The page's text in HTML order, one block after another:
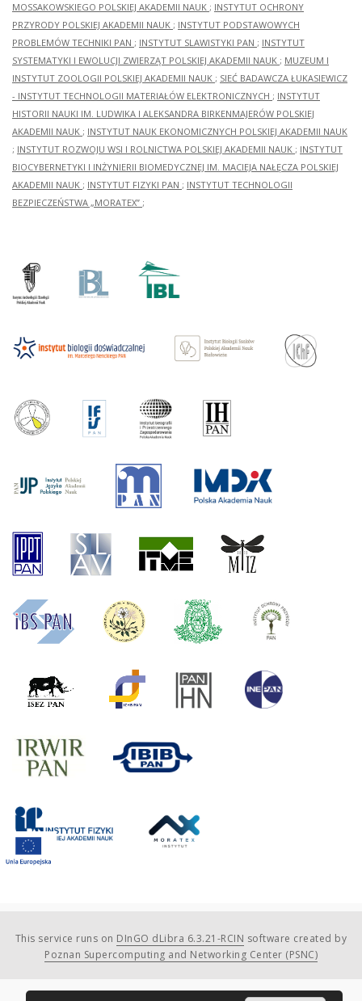
MOSSAKOWSKIEGO POLSKIEJ AKADEMII NAUK ; INSTYTUT OCHRONY
PRZYRODY POLSKIEJ AKADEMII NAUK ; INSTYTUT PODSTAWOWYCH
PROBLEMÓW TECHNIKI PAN ; INSTYTUT SLAWISTYKI PAN ; INSTYTUT
SYSTEMATYKI I EWOLUCJI ZWIERZĄT POLSKIEJ AKADEMII NAUK ; MUZEUM I
INSTYTUT ZOOLOGII POLSKIEJ AKADEMII NAUK ; SIEĆ BADAWCZA ŁUKASIEWICZ
- INSTYTUT TECHNOLOGII MATERIAŁÓW ELEKTRONICZNYCH ; INSTYTUT
HISTORII NAUKI IM. LUDWIKA I ALEKSANDRA BIRKENMAJERÓW POLSKIEJ
AKADEMII NAUK ; INSTYTUT NAUK EKONOMICZNYCH POLSKIEJ AKADEMII NAUK
; INSTYTUT ROZWOJU WSI I ROLNICTWA POLSKIEJ AKADEMII NAUK ; INSTYTUT
BIOCYBERNETYKI I INŻYNIERII BIOMEDYCZNEJ IM. MACIEJA NAŁĘCZA POLSKIEJ
AKADEMII NAUK ; INSTYTUT FIZYKI PAN ; INSTYTUT TECHNOLOGII
BEZPIECZEŃSTWA „MORATEX” ;
This service runs on DInGO dLibra 6.3.21-RCIN software created by
Poznan Supercomputing and Networking Center (PSNC)